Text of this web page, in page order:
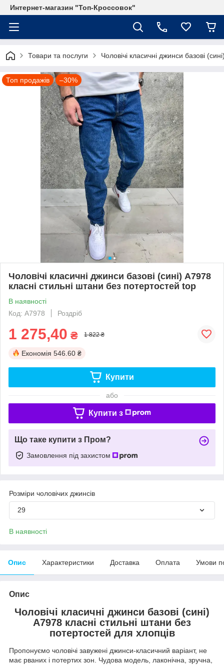
Интернет-магазин "Топ-Кроссовок"
Товари та послуги Чоловічі класичні джинси базові
Топ продажів –30%
Чоловічі класичні джинси базові (сині) А7978
класні стильні штани без потертостей top
В наявності
Код: А7978
Роздріб
1 275,40 ₴ 1 822 ₴
Економія 546.60 ₴
Купити
або
Купити з
Що таке купити з Пром?
Замовлення під захистом
Розміри чоловічих джинсів
29
В наявності
Опис Характеристики Доставка Оплата Умови
Опис
Чоловічі класичні джинси базові (сині)
А7978 класні стильні штани без
потертостей для хлопців
Пропонуємо чоловічі завужені джинси-класичний варіант, не
має рваних і потертих зон. Чудова модель, лаконічна, зручна,